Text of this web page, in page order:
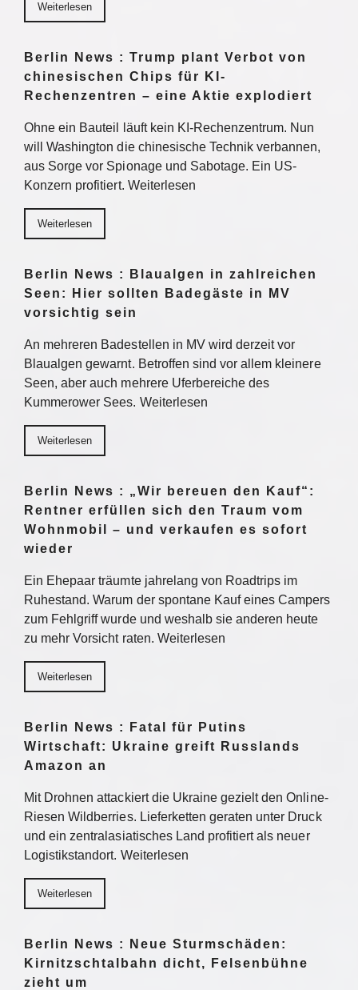
Weiterlesen
Berlin News : Trump plant Verbot von
chinesischen Chips für KI-
Rechenzentren – eine Aktie explodiert
Ohne ein Bauteil läuft kein KI-Rechenzentrum. Nun
will Washington die chinesische Technik verbannen,
aus Sorge vor Spionage und Sabotage. Ein US-
Konzern profitiert. Weiterlesen
Weiterlesen
Berlin News : Blaualgen in zahlreichen
Seen: Hier sollten Badegäste in MV
vorsichtig sein
An mehreren Badestellen in MV wird derzeit vor
Blaualgen gewarnt. Betroffen sind vor allem kleinere
Seen, aber auch mehrere Uferbereiche des
Kummerower Sees. Weiterlesen
Weiterlesen
Berlin News : „Wir bereuen den Kauf“:
Rentner erfüllen sich den Traum vom
Wohnmobil – und verkaufen es sofort
wieder
Ein Ehepaar träumte jahrelang von Roadtrips im
Ruhestand. Warum der spontane Kauf eines Campers
zum Fehlgriff wurde und weshalb sie anderen heute
zu mehr Vorsicht raten. Weiterlesen
Weiterlesen
Berlin News : Fatal für Putins
Wirtschaft: Ukraine greift Russlands
Amazon an
Mit Drohnen attackiert die Ukraine gezielt den Online-
Riesen Wildberries. Lieferketten geraten unter Druck
und ein zentralasiatisches Land profitiert als neuer
Logistikstandort. Weiterlesen
Weiterlesen
Berlin News : Neue Sturmschäden:
Kirnitzschtalbahn dicht, Felsenbühne
zieht um